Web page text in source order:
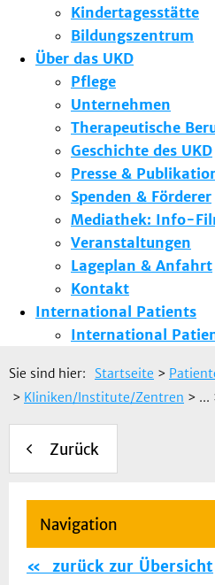
Kindertagesstätte
Bildungszentrum
Über das UKD
Pflege
Unternehmen
Therapeutische
Geschichte des UKD
Presse &
Spenden & Förderer
Mediathek: Info-
Veranstaltungen
Lageplan & Anfahrt
Kontakt
International Patients
International
Sie sind hier: Startseite >
> Kliniken/Institute/Zentren > ...
Zurück
Navigation
zurück zur Übersicht